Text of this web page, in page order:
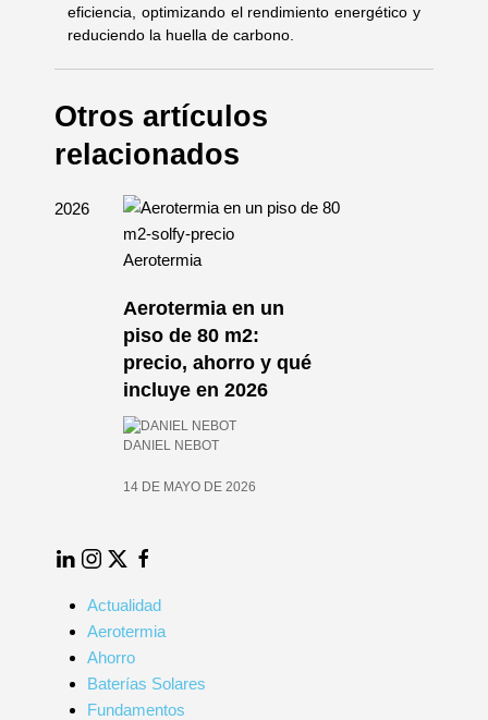
eficiencia, optimizando el rendimiento energético y
reduciendo la huella de carbono.
Otros artículos
relacionados
Aerotermia
Aerotermia en un
piso de 80 m2:
precio, ahorro y qué
incluye en 2026
DANIEL NEBOT
14 DE MAYO DE 2026
LinkedInInstagram
TwitterFacebook
Actualidad
Aerotermia
Ahorro
Baterías Solares
Fundamentos